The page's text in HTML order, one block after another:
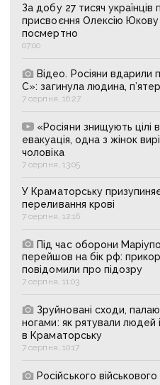
За добу 27 тисяч
присвоєння Олексію Юкову
посмертно
07:00
Відео. Росіяни вдарили
С»: загинула людина,
7 серпня, 16:27
«Росіяни знищують цілі
евакуація, одна з жінок
чоловіка
7 серпня, 13:05
У Краматорську призупиняє
переливання крові
7 серпня, 12:16
Під час оборони
перейшов на бік рф:
повідомили про підозру
7 серпня, 11:03
Зруйновані сходи,
ногами: як рятували людей
в Краматорську
7 серпня, 10:17
Російського